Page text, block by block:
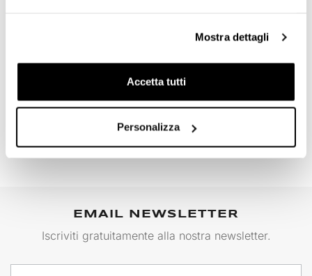
Mostra dettagli
Accetta tutti
Personalizza
Codice: 105_T14E
Codice: 01309_01
€ 27,50
EMAIL NEWSLETTER
Iscriviti gratuitamente alla nostra newsletter.